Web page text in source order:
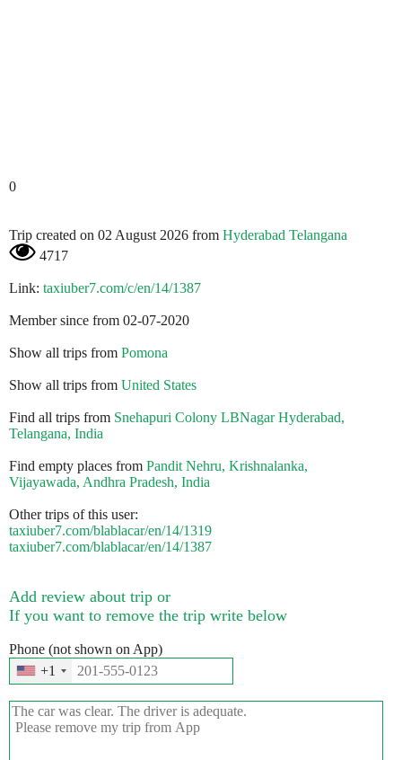
0
Trip created on 02 August 2026 from Hyderabad Telangana
4717
Link: taxiuber7.com/c/en/14/1387
Member since from 02-07-2020
Show all trips from Pomona
Show all trips from United States
Find all trips from Snehapuri Colony LBNagar Hyderabad,
Telangana, India
Find empty places from Pandit Nehru, Krishnalanka,
Vijayawada, Andhra Pradesh, India
Other trips of this user:
taxiuber7.com/blablacar/en/14/1319
taxiuber7.com/blablacar/en/14/1387
Add review about trip or
If you want to remove the trip write below
Phone (not shown on App)
+1